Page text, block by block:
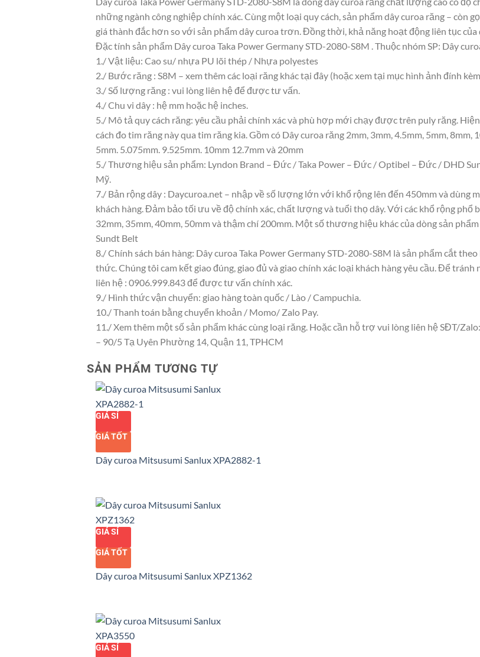
những ngành công nghiệp chính xác. Cùng một loại quy cách, sản phẩm dây curoa răng – còn
giá thành đắc hơn so với sản phẩm dây curoa trơn. Đồng thời, khả năng hoạt động liên tục
Đặc tính sản phẩm Dây curoa Taka Power Germany STD-2080-S8M . Thuộc nhóm SP: Dây
1./ Vật liệu: Cao su/ nhựa PU lõi thép / Nhựa polyestes
2./ Bước răng : S8M – xem thêm các loại răng khác tại đây (hoặc xem tại mục hình ảnh đính
3./ Số lượng răng : vui lòng liên hệ để được tư vấn.
4./ Chu vi dây : hệ mm hoặc hệ inches.
5./ Mô tả quy cách răng: yêu cầu phải chính xác và phù hợp mới chạy được trên puly răng.
cách đo tim răng này qua tim răng kia. Gồm có Dây curoa răng 2mm, 3mm, 4.5mm, 5mm,
5mm. 5.075mm. 9.525mm. 10mm 12.7mm và 20mm
5./ Thương hiệu sản phẩm: Lyndon Brand – Đức / Taka Power – Đức / Optibel – Đức / DHD
Mỹ.
7./ Bản rộng dây : Daycuroa.net – nhập về số lượng lớn với khổ rộng lên đến 450mm và dùng
khách hàng. Đảm bảo tối ưu về độ chính xác, chất lượng và tuổi thọ dây. Với các khổ rộng phổ
32mm, 35mm, 40mm, 50mm và thậm chí 200mm. Một số thương hiệu khác của dòng sản
Sundt Belt
8./ Chính sách bán hàng: Dây curoa Taka Power Germany STD-2080-S8M là sản phẩm cắt
thức. Chúng tôi cam kết giao đúng, giao đủ và giao chính xác loại khách hàng yêu cầu. Để
liên hệ : 0906.999.843 để được tư vấn chính xác.
9./ Hình thức vận chuyển: giao hàng toàn quốc / Lào / Campuchia.
10./ Thanh toán bằng chuyển khoản / Momo/ Zalo Pay.
11./ Xem thêm một số sản phẩm khác cùng loại răng. Hoặc cần hỗ trợ vui lòng liên hệ SĐT/
– 90/5 Tạ Uyên Phường 14, Quận 11, TPHCM
SẢN PHẨM TƯƠNG TỰ
GIÁ SỈ
GIÁ TỐT
Dây curoa Mitsusumi Sanlux XPA2882-1
GIÁ SỈ
GIÁ TỐT
Dây curoa Mitsusumi Sanlux XPZ1362
GIÁ SỈ